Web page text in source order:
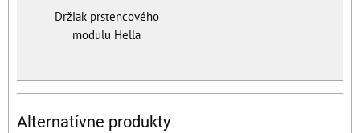
Držiak prstencového
modulu Hella
Alternatívne produkty